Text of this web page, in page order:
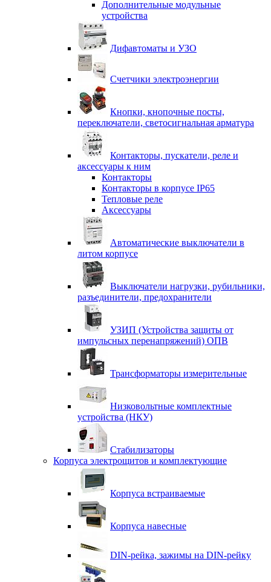
Дополнительные модульные
устройства
Дифавтоматы и УЗО
Счетчики электроэнергии
Кнопки, кнопочные посты,
переключатели, светосигнальная арматура
Контакторы, пускатели, реле и
аксессуары к ним
Контакторы
Контакторы в корпусе IP65
Тепловые реле
Аксессуары
Автоматические выключатели в
литом корпусе
Выключатели нагрузки, рубильники,
разъединители, предохранители
УЗИП (Устройства защиты от
импульсных перенапряжений) ОПВ
Трансформаторы измерительные
Низковольтные комплектные
устройства (НКУ)
Стабилизаторы
Корпуса электрощитов и комплектующие
Корпуса встраиваемые
Корпуса навесные
DIN-рейка, зажимы на DIN-рейку